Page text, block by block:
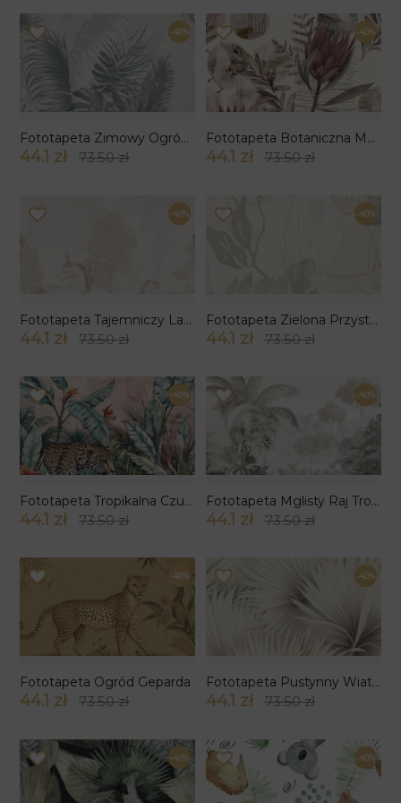
-40%
Fototapeta Zimowy Ogród Tropikalny
44.1 zł 73.50 zł
-40%
Fototapeta Botaniczna Melodia
44.1 zł 73.50 zł
-40%
Fototapeta Tajemniczy Las Jednorożców
44.1 zł 73.50 zł
-40%
Fototapeta Zielona Przystań
44.1 zł 73.50 zł
-40%
Fototapeta Tropikalna Czujność
44.1 zł 73.50 zł
-40%
Fototapeta Mglisty Raj Tropików
44.1 zł 73.50 zł
-40%
Fototapeta Ogród Geparda
44.1 zł 73.50 zł
-40%
Fototapeta Pustynny Wiatr wzór 2
44.1 zł 73.50 zł
-40% -40%